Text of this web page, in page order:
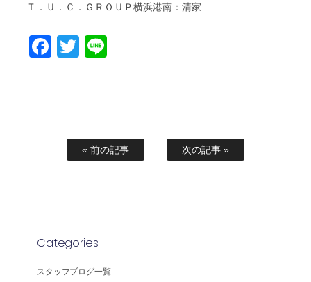
Ｔ．Ｕ．Ｃ．ＧＲＯＵＰ横浜港南：清家
Facebook
Twitter
« 前の記事 次の記事 »
Categories
スタッフブログ一覧